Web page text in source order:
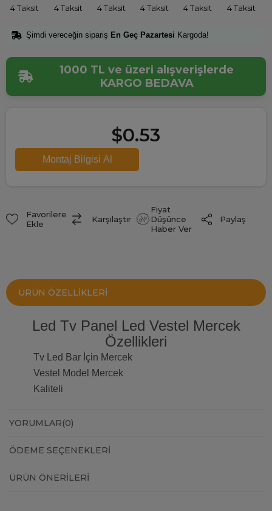
4 Taksit 4 Taksit 4 Taksit 4 Taksit 4 Taksit 4 Taksit
Şimdi vereceğin sipariş En Geç Pazartesi Kargoda!
1000 TL ve üzeri alışverişlerde
KARGO BEDAVA
$0.53
Favorilere
Ekle
Karşılaştır
Fiyat
Düşünce
Haber Ver
Paylaş
ÜRÜN ÖZELLIKLERI
Led Tv Panel Led Vestel Mercek
Özellikleri
Tv Led Bar İçin Mercek
Vestel Model Mercek
Kaliteli
YORUMLAR(0)
ÖDEME SEÇENEKLERI
ÜRÜN ÖNERILERI